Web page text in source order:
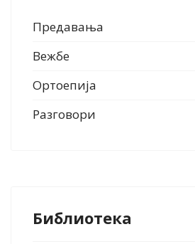
Предавања
Вежбе
Ортоепија
Разговори
Библиотека